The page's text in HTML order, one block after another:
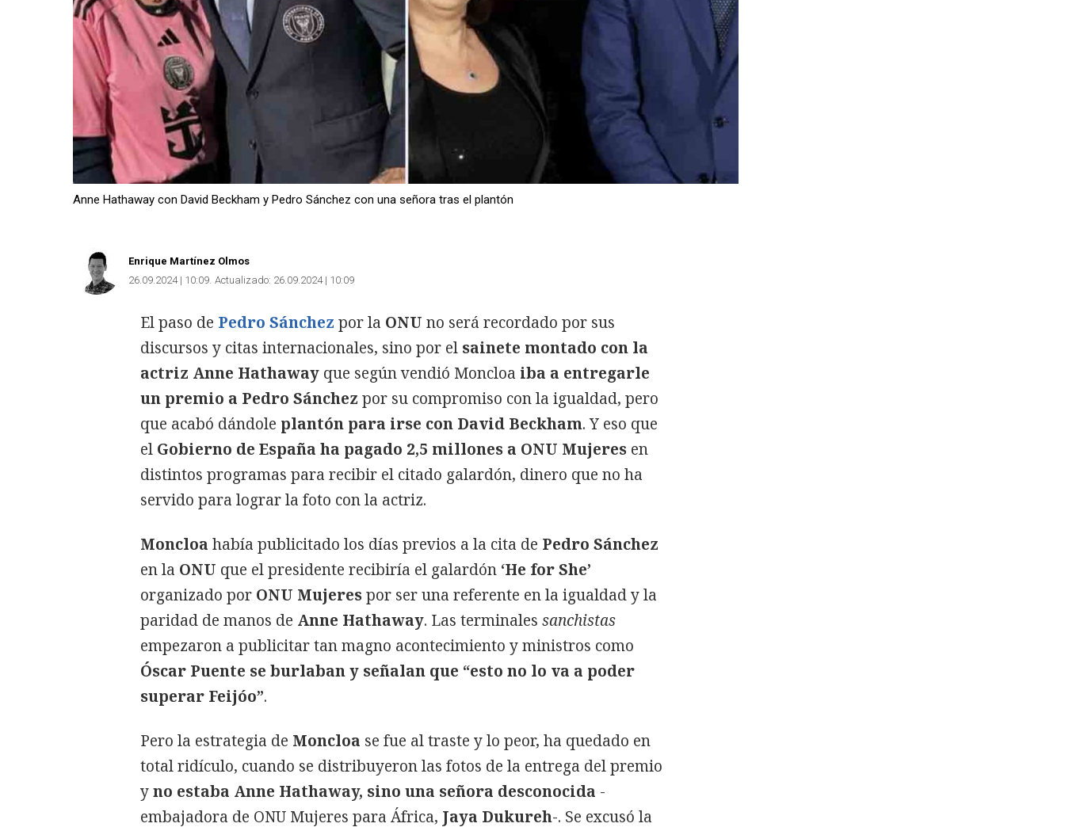
Anne Hathaway con David Beckham y Pedro Sánchez con una señora tras el plantón
Enrique Martínez Olmos
26.09.2024 | 10:09 Actualizado: 26.09.2024 | 10:09
El paso de Pedro Sánchez por la ONU no será recordado por sus
discursos y citas internacionales, sino por el sainete montado con la
actriz Anne Hathaway que según vendió Moncloa iba a entregarle
un premio a Pedro Sánchez por su compromiso con la igualdad, pero
que acabó dándole plantón para irse con David Beckham. Y eso que
el Gobierno de España ha pagado 2,5 millones a ONU Mujeres en
distintos programas para recibir el citado galardón, dinero que no ha
servido para lograr la foto con la actriz.
Moncloa había publicitado los días previos a la cita de Pedro Sánchez
en la ONU que el presidente recibiría el galardón ‘He for She’
organizado por ONU Mujerespor ser una referente en la igualdad y la
paridad de manos de Anne Hathaway. Las terminales sanchistas
empezaron a publicitar tan magno acontecimiento y ministros como
Óscar Puente se burlaban y señalan que “esto no lo va a poder
superar Feijóo”.
Pero la estrategia de Moncloa se fue al traste y lo peor, ha quedado en
total ridículo, cuando se distribuyeron las fotos de la entrega del premio
yno estaba Anne Hathaway, sino una señora desconocida -
embajadora de ONU Mujeres para África, Jaya Dukureh-. Se excusó la